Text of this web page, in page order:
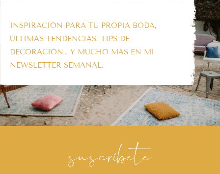
INSPIRACIÓN PARA TU PROPIA BODA,
ÚLTIMAS TENDENCIAS, TIPS DE
DECORACIÓN… Y MUCHO MÁS EN MI
NEWSLETTER SEMANAL.
suscríbete